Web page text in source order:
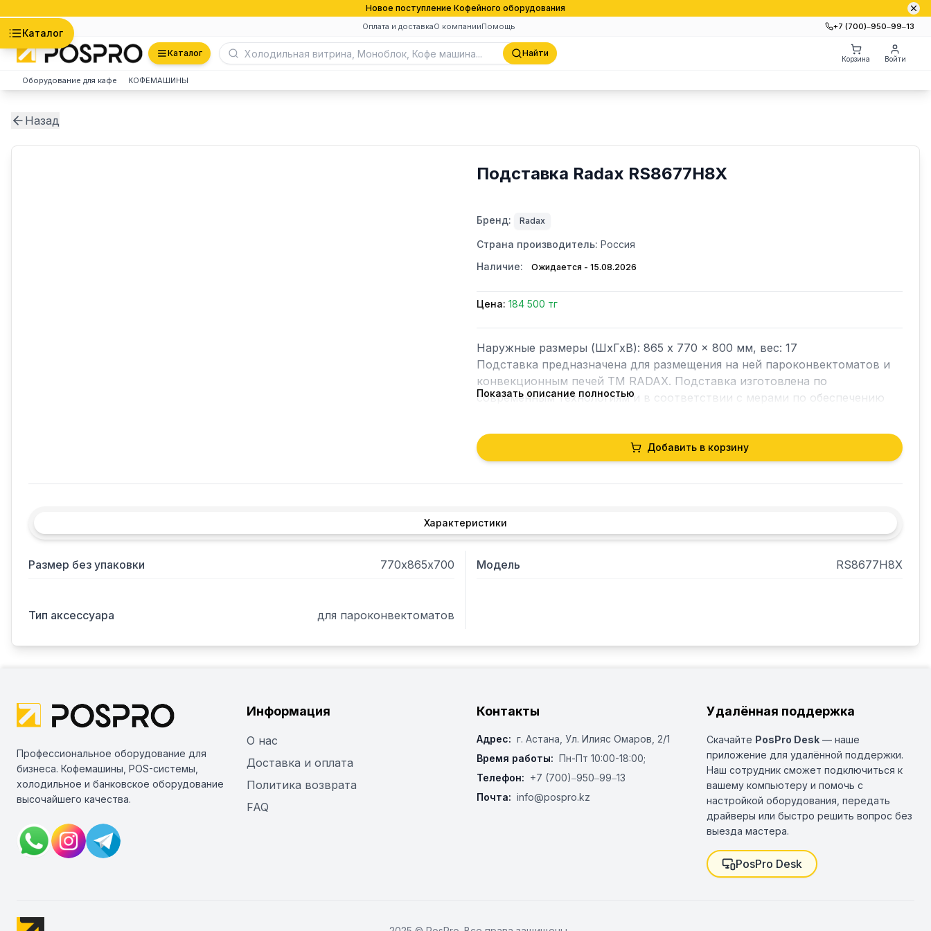
Новое поступление Кофейного оборудования
Оплата и доставкаО компанииПомощь +7 (700)‒950‒99‒13
Каталог
Каталог Найти
Корзина Войти
Оборудование для кафе КОФЕМАШИНЫ
Назад
Подставка Radax RS8677H8X
Бренд: Radax
Страна производитель: Россия
Наличие:
Ожидается - 15.08.2026
Цена: 184 500 тг
Наружные размеры (ШхГхВ): 865 x 770 x 800 мм, вес: 17
Подставка предназначена для размещения на ней пароконвектоматов и
конвекционным печей TM RADAX. Подставка изготовлена по
современным технологиям и в соответствии с мерами по обеспечению
Показать описание полностью
Добавить в корзину
Характеристики
Размер без упаковки 770х865х700 Модель RS8677H8X
Тип аксессуара для пароконвектоматов
Профессиональное оборудование для
бизнеса. Кофемашины, POS-системы,
холодильное и банковское оборудование
высочайшего качества.
Информация
О нас
Доставка и оплата
Политика возврата
FAQ
Контакты
Адрес: г. Астана, ​Ул. Илияс Омаров, 2/1
Время работы: Пн-Пт 10:00-18:00;
Телефон: +7 (700)‒950‒99‒13
Почта: info@pospro.kz
Удалённая поддержка
Скачайте PosPro Desk — наше
приложение для удалённой поддержки.
Наш сотрудник сможет подключиться к
вашему компьютеру и помочь с
настройкой оборудования, передать
драйверы или быстро решить вопрос без
выезда мастера.
PosPro Desk